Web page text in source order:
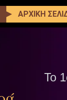
ΑΡΧΙΚΗ
Το